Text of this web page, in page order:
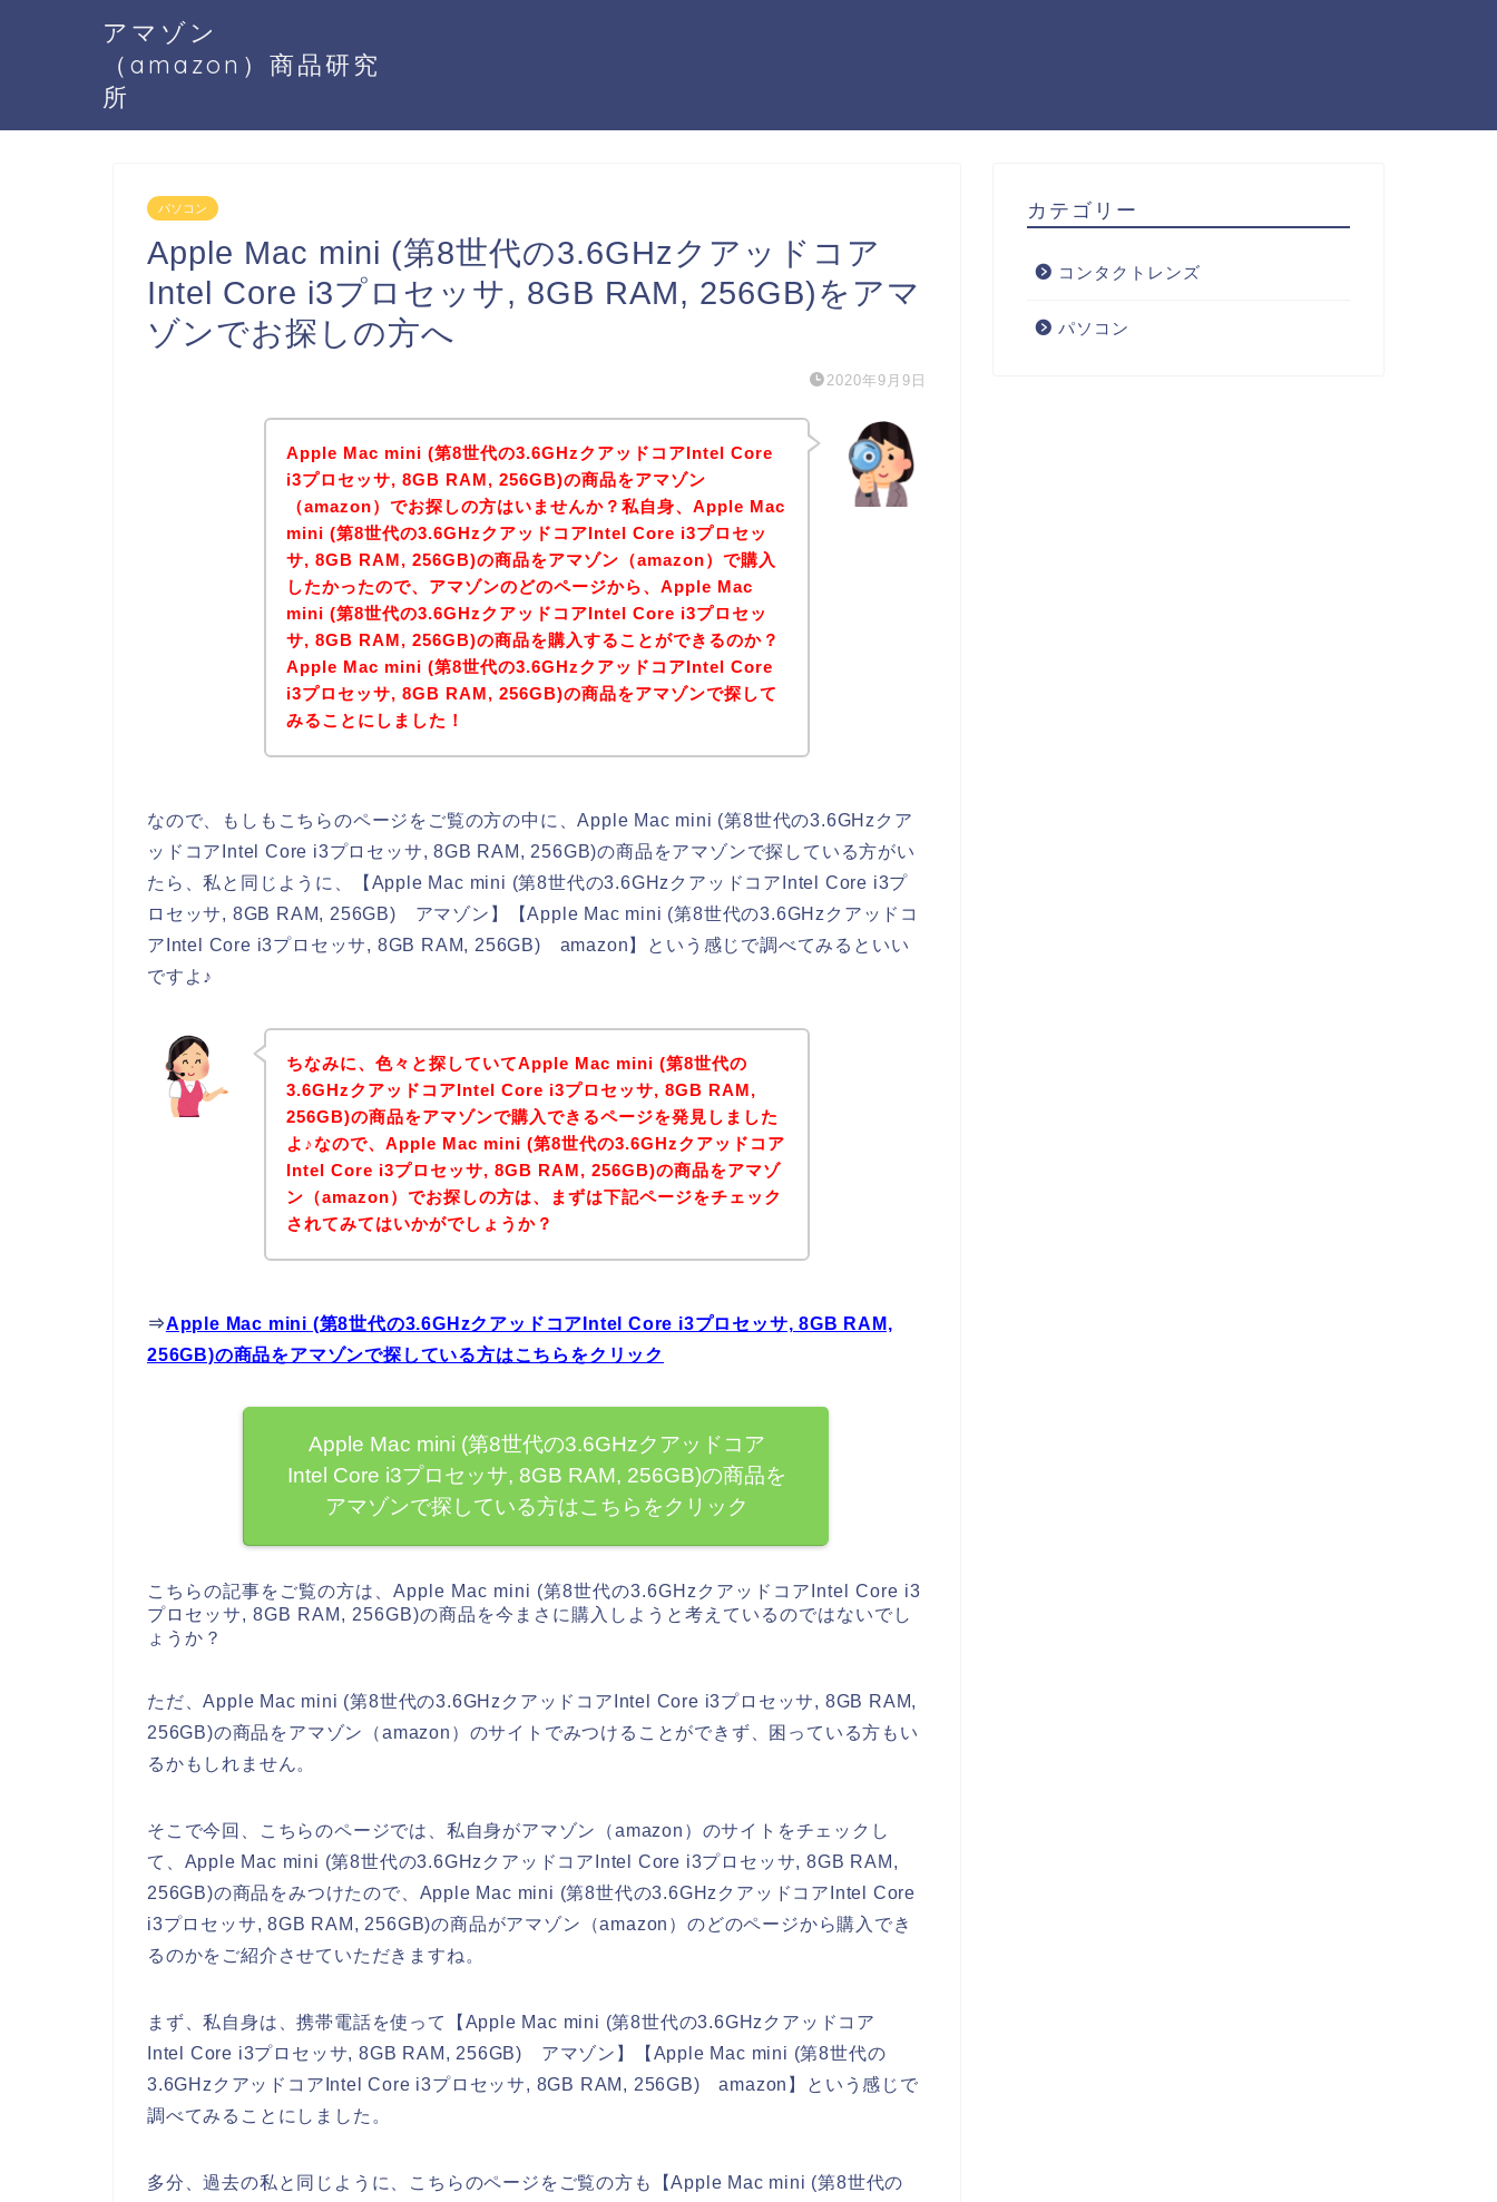
アマゾン
（amazon）商品研究
所
パソコン
Apple Mac mini (第8世代の3.6GHzクアッドコア
Intel Core i3プロセッサ, 8GB RAM, 256GB)をアマ
ゾンでお探しの方へ
2020年9月9日
Apple Mac mini (第8世代の3.6GHzクアッドコアIntel Core
i3プロセッサ, 8GB RAM, 256GB)の商品をアマゾン
（amazon）でお探しの方はいませんか？私自身、Apple Mac
mini (第8世代の3.6GHzクアッドコアIntel Core i3プロセッ
サ, 8GB RAM, 256GB)の商品をアマゾン（amazon）で購入
したかったので、アマゾンのどのページから、Apple Mac
mini (第8世代の3.6GHzクアッドコアIntel Core i3プロセッ
サ, 8GB RAM, 256GB)の商品を購入することができるのか？
Apple Mac mini (第8世代の3.6GHzクアッドコアIntel Core
i3プロセッサ, 8GB RAM, 256GB)の商品をアマゾンで探して
みることにしました！
なので、もしもこちらのページをご覧の方の中に、Apple Mac mini (第8世代の3.6GHzクア
ッドコアIntel Core i3プロセッサ, 8GB RAM, 256GB)の商品をアマゾンで探している方がい
たら、私と同じように、【Apple Mac mini (第8世代の3.6GHzクアッドコアIntel Core i3プ
ロセッサ, 8GB RAM, 256GB) アマゾン】【Apple Mac mini (第8世代の3.6GHzクアッドコ
アIntel Core i3プロセッサ, 8GB RAM, 256GB) amazon】という感じで調べてみるといい
ですよ♪
ちなみに、色々と探していてApple Mac mini (第8世代の
3.6GHzクアッドコアIntel Core i3プロセッサ, 8GB RAM,
256GB)の商品をアマゾンで購入できるページを発見しました
よ♪なので、Apple Mac mini (第8世代の3.6GHzクアッドコア
Intel Core i3プロセッサ, 8GB RAM, 256GB)の商品をアマゾ
ン（amazon）でお探しの方は、まずは下記ページをチェック
されてみてはいかがでしょうか？
⇒Apple Mac mini (第8世代の3.6GHzクアッドコアIntel Core i3プロセッサ, 8GB RAM,
256GB)の商品をアマゾンで探している方はこちらをクリック
Apple Mac mini (第8世代の3.6GHzクアッドコア
Intel Core i3プロセッサ, 8GB RAM, 256GB)の商品を
アマゾンで探している方はこちらをクリック
こちらの記事をご覧の方は、Apple Mac mini (第8世代の3.6GHzクアッドコアIntel Core i3
プロセッサ, 8GB RAM, 256GB)の商品を今まさに購入しようと考えているのではないでし
ょうか？
ただ、Apple Mac mini (第8世代の3.6GHzクアッドコアIntel Core i3プロセッサ, 8GB RAM,
256GB)の商品をアマゾン（amazon）のサイトでみつけることができず、困っている方もい
るかもしれません。
そこで今回、こちらのページでは、私自身がアマゾン（amazon）のサイトをチェックし
て、Apple Mac mini (第8世代の3.6GHzクアッドコアIntel Core i3プロセッサ, 8GB RAM,
256GB)の商品をみつけたので、Apple Mac mini (第8世代の3.6GHzクアッドコアIntel Core
i3プロセッサ, 8GB RAM, 256GB)の商品がアマゾン（amazon）のどのページから購入でき
るのかをご紹介させていただきますね。
まず、私自身は、携帯電話を使って【Apple Mac mini (第8世代の3.6GHzクアッドコア
Intel Core i3プロセッサ, 8GB RAM, 256GB) アマゾン】【Apple Mac mini (第8世代の
3.6GHzクアッドコアIntel Core i3プロセッサ, 8GB RAM, 256GB) amazon】という感じで
調べてみることにしました。
多分、過去の私と同じように、こちらのページをご覧の方も【Apple Mac mini (第8世代の
カテゴリー
コンタクトレンズ
パソコン